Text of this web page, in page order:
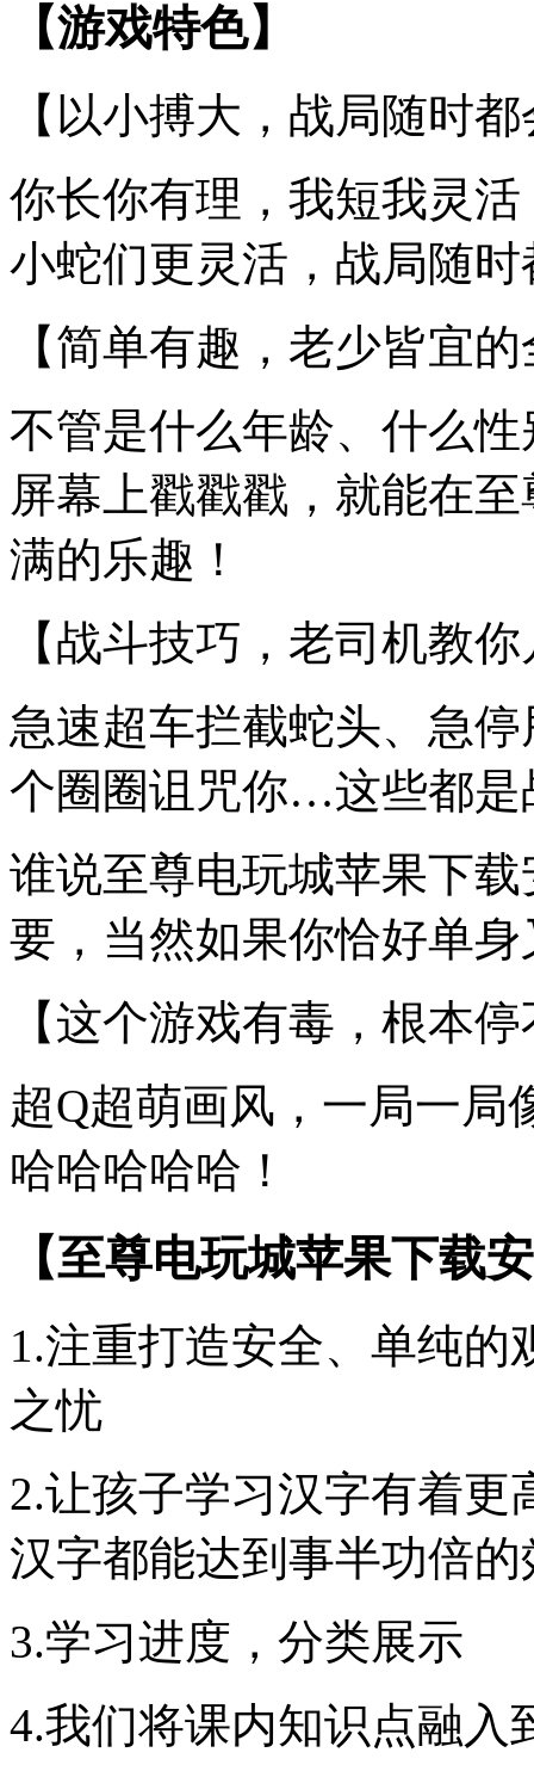
【游戏特色】
【以小搏大，战局随时
你长你有理，我短我灵
小蛇们更灵活，战局随
【简单有趣，老少皆宜
不管是什么年龄、什么
屏幕上戳戳戳，就能在
满的乐趣！
【战斗技巧，老司机教
急速超车拦截蛇头、急
个圈圈诅咒你…这些都是
谁说至尊电玩城苹果下
要，当然如果你恰好单
【这个游戏有毒，根本
超Q超萌画风，一局一局
哈哈哈哈哈！
【至尊电玩城苹果下载
1.注重打造安全、单纯
之忧
2.让孩子学习汉字有着
汉字都能达到事半功倍的
3.学习进度，分类展示
4.我们将课内知识点融入